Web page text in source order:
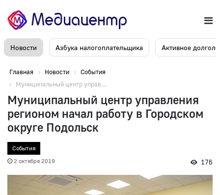
Новости Азбука налогоплательщика Активное
Главная Новости
События
Муниципальный центр управ...
Муниципальный центр управления
регионом начал работу в Городском
округе Подольск
События
2 октября 2019
176